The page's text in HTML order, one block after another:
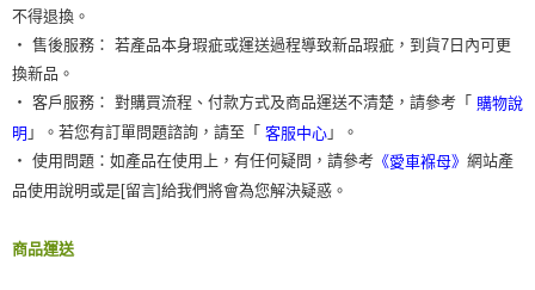
不得退換。
‧ 售後服務： 若產品本身瑕疵或運送過程導致新品瑕疵，到貨7日內可更
換新品。
‧ 客戶服務： 對購買流程、付款方式及商品運送不清楚，請參考「 購物說
明 」。若您有訂單問題諮詢，請至「 客服中心 」。
‧ 使用問題：如產品在使用上，有任何疑問，請參考 《愛車褓母》 網站產
品使用說明或是[留言]給我們將會為您解決疑惑。
商品運送